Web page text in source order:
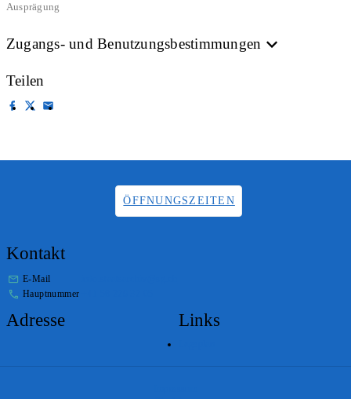
Ausprägung
Zugangs- und Benutzungsbestimmungen
Teilen
ÖFFNUNGSZEITEN
Kontakt
E-Mail
Hauptnummer
Adresse Links